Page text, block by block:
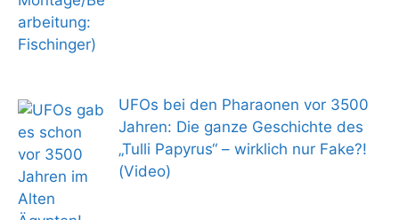
UFOs bei den Pharaonen vor 3500
Jahren: Die ganze Geschichte des
„Tulli Papyrus“ – wirklich nur Fake?!
(Video)